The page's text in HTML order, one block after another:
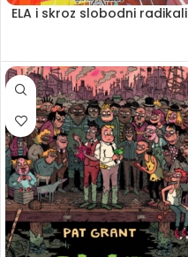
ELA i skroz slobodni radikali